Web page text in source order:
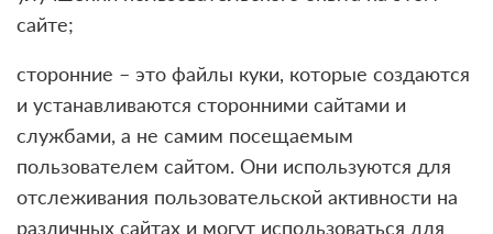
сайте;
сторонние – это файлы куки, которые создаются
и устанавливаются сторонними сайтами и
службами, а не самим посещаемым
пользователем сайтом. Они используются для
отслеживания пользовательской активности на
различных сайтах и могут использоваться для